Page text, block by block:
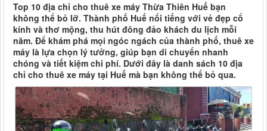
Top 10 địa chỉ cho thuê xe máy Thừa Thiên Huế bạn
không thể bỏ lỡ. Thành phố Huế nổi tiếng với vẻ đẹp cổ
kính và thơ mộng, thu hút đông đảo khách du lịch mỗi
năm. Để khám phá mọi ngóc ngách của thành phố, thuê xe
máy là lựa chọn lý tưởng, giúp bạn di chuyển nhanh
chóng và tiết kiệm chi phí. Dưới đây là danh sách 10 địa
chỉ cho thuê xe máy tại Huế mà bạn không thể bỏ qua.